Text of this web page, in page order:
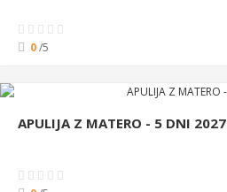
0/5
APULIJA Z MATERO - 5 DNI 2027